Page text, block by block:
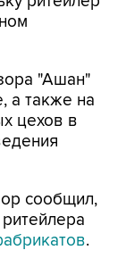
"Ашан"
а также на
цехов в
сообщил,
.